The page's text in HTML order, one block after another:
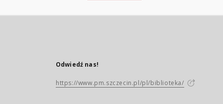
Odwiedź nas!
https://www.pm.szczecin.pl/pl/biblioteka/